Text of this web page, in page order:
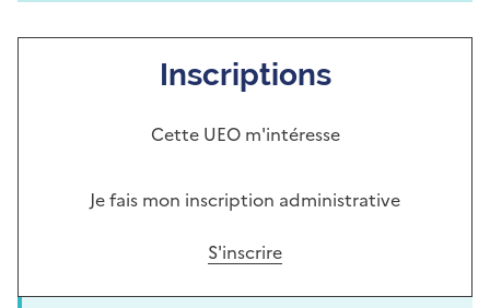
Inscriptions
Cette UEO m'intéresse
Je fais mon inscription administrative
S'inscrire